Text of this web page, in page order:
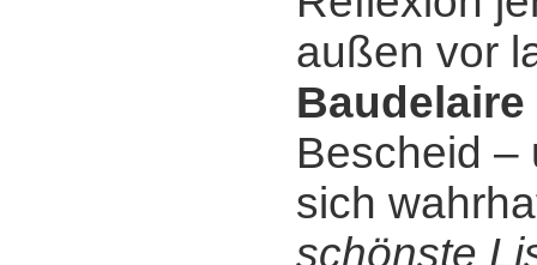
außen vor
Baudelaire
Bescheid ‒
sich
schönste